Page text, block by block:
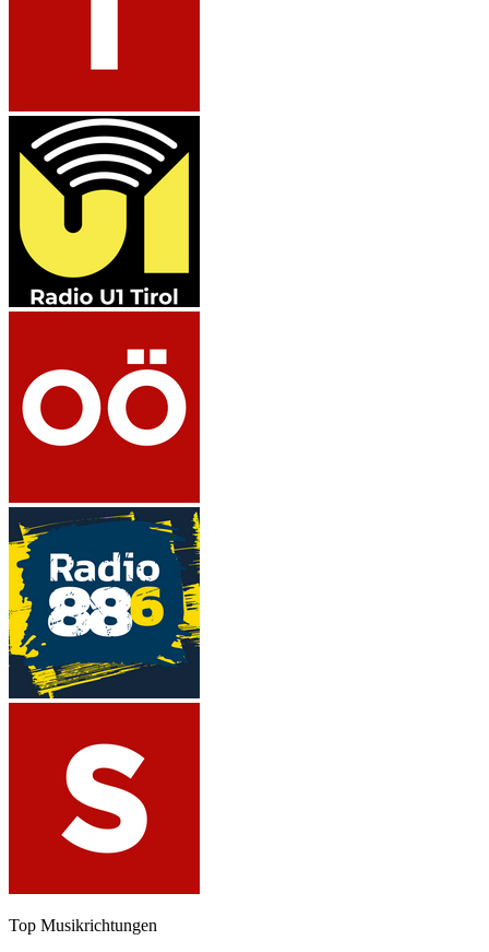
Top Musikrichtungen